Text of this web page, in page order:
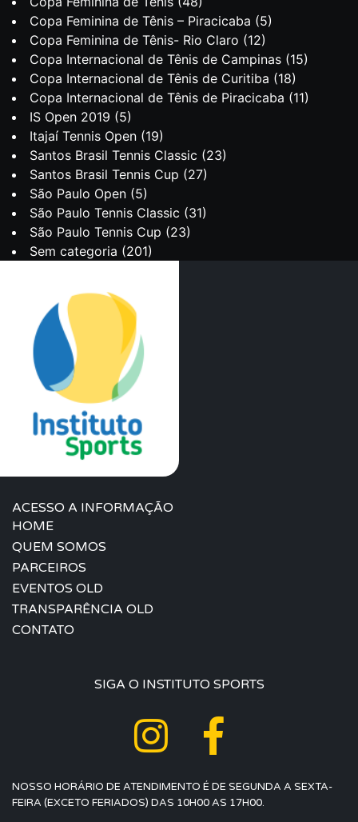
Copa Feminina de Tênis – Piracicaba (5)
Copa Feminina de Tênis- Rio Claro (12)
Copa Internacional de Tênis de Campinas (15)
Copa Internacional de Tênis de Curitiba (18)
Copa Internacional de Tênis de Piracicaba (11)
IS Open 2019 (5)
Itajaí Tennis Open (19)
Santos Brasil Tennis Classic (23)
Santos Brasil Tennis Cup (27)
São Paulo Open (5)
São Paulo Tennis Classic (31)
São Paulo Tennis Cup (23)
Sem categoria (201)
ACESSO A INFORMAÇÃO
HOME
QUEM SOMOS
PARCEIROS
EVENTOS OLD
TRANSPARÊNCIA OLD
CONTATO
SIGA O INSTITUTO SPORTS
NOSSO HORÁRIO DE ATENDIMENTO É DE SEGUNDA A SEXTA-
FEIRA (EXCETO FERIADOS) DAS 10H00 AS 17H00.